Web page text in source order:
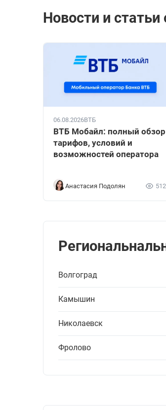
Новости и статьи
06.08.2026ВТБ
ВТБ Мобайл: полный обзор
тарифов, условий и
возможностей оператора
Анастасия Подолян 512
Волгоград
Камышин
Николаевск
Фролово